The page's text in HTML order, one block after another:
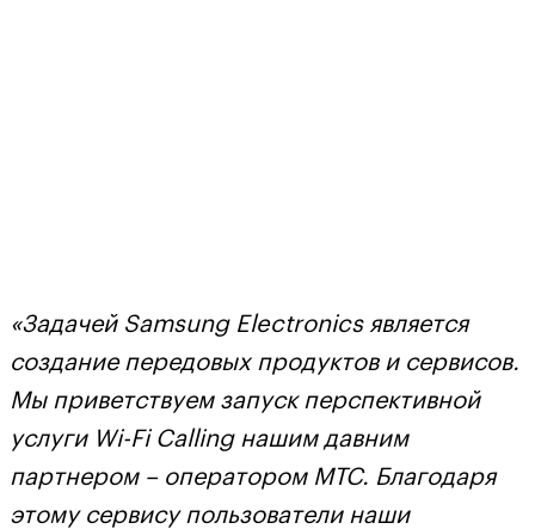
«Задачей Samsung Electronics является
создание передовых продуктов и сервисов.
Мы приветствуем запуск перспективной
услуги Wi-Fi Calling нашим давним
партнером – оператором МТС. Благодаря
этому сервису пользователи наши